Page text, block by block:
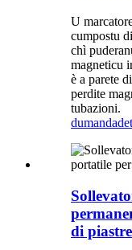
U
cumpostu
chì
magneticu
è a parete
perdite
tubazioni.
dumanda
di